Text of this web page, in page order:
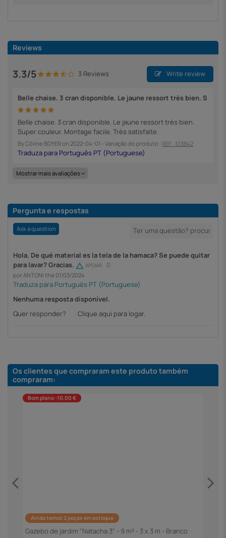
Reviews
3.3/5 3 Reviews Write review
Belle chaise. 3 cran disponible. Le jaune ressort très bien. S
Belle chaise. 3 cran disponible. Le jaune ressort très bien.
Super couleur. Montage facile. Très satisfaite.
ByCôline BOYERon 2022-04-01 - Variação do produto : REF : 103842
Mostrar mais avaliações
Pergunta e respostas
Ask a question
Hola. De qué material es la tela de la hamaca? Se puede quitar
para lavar? Gracias.
APOIAR 0
por ANTONI the 01/03/2024
Nenhuma resposta disponível.
Quer responder?
Clique aqui para logar.
Os clientes que compraram este produto também
compraram:
Bom plano -10,00 €
Ainda temos 2 peças em estoque
Gazebo de jardim "Natacha 3" - 9 m² - 3 x 3 m - Branco